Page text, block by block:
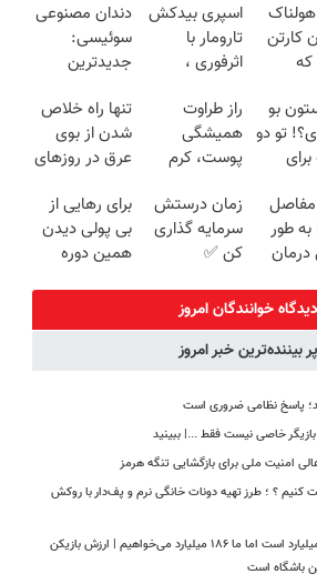
کارتن
که
اسپری بیدکش
تارومار با
اثرفوری ،
در مقابل بید
دندان مصنوعی
سوئیسی:
جدیدترین
سبک و مقاوم |
پرداخت قسطی
بو
تو دو
کن
راز طراوت
همیشگی
پوست، کرم
با 45%تخفیف
تنها راه خلاص
شدن از بوی
عرق در روزهای
ببین
مفاصل
به طور
زمان درستش
سرمایه گذاری
کن ✅
برای رهایی از
بی پولی دیدن
همین دوره
کن)
دیدگاه خوانندگان امروز
پر بیننده‌ترین خبر امروز
پاسخ نظامی ضروری است
بازیگر خاصی نیست فقط ...|‌ ببینید
کنیم ؟ ؛ طرز تهیه دونات خانگی نرم و پف‌دار با روکش
پیشنهاد پرسپولیس ۱۲۰ میلیارد است اما ما ۱۸۶ میلیارد می‌خواهیم | ارزش بازیکن
باشگاه است